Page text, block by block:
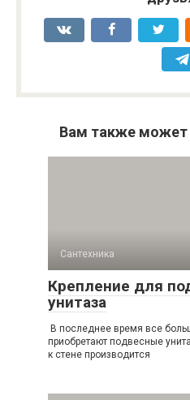
Вам также может
Сантехника
Крепление для
унитаза
В последнее время все
приобретают подвесные
к стене производится